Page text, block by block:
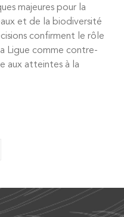
majeures pour la
et de la biodiversité
confirment le rôle
Ligue comme contre-
aux atteintes à la